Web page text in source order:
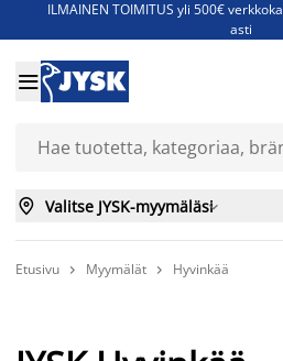
ILMAINEN TOIMITUS yli 500€
asti
Jenkkisänkyjä - Säästä

 Valitse JYSK-myymäläsi
Etusivu  Myymälät  Hyvinkää